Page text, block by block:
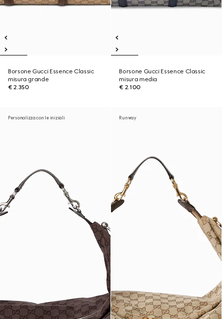
Borsone Gucci Essence Classic
misura grande
€ 2.350
Borsone Gucci Essence Classic
misura media
€ 2.100
Personalizza con le iniziali Runway